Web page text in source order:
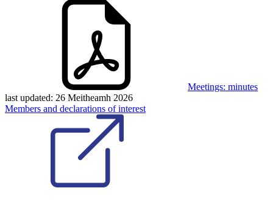
Meetings: minutes
last updated: 26 Meitheamh 2026
Members and declarations of interest